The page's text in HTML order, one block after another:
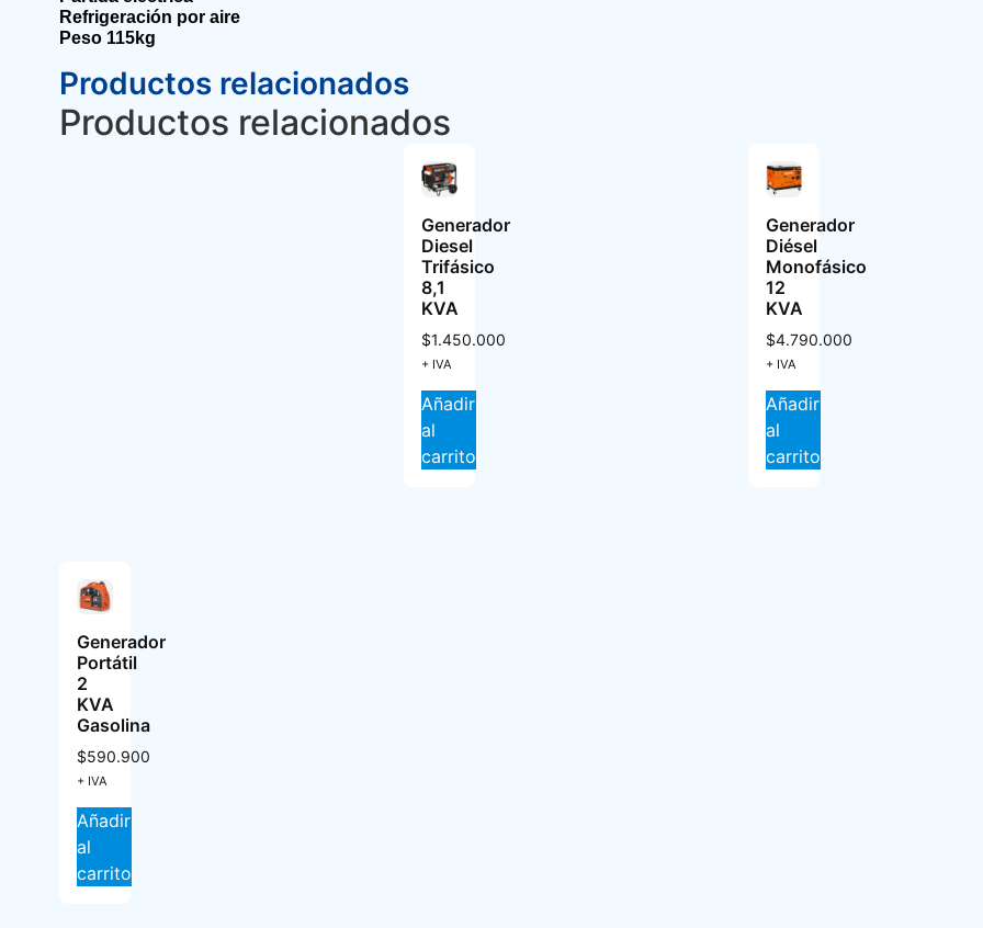
Refrigeración por aire
Peso 115kg
Productos relacionados
Productos relacionados
Generador
Diesel
Trifásico
8,1
KVA
$1.450.000
+ IVA
Añadir
al
carrito
Generador
Diésel
Monofásico
12
KVA
$4.790.000
+ IVA
Añadir
al
carrito
Generador
Portátil
2
KVA
Gasolina
$590.900
+ IVA
Añadir
al
carrito